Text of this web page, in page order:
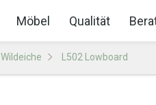
Möbel Qualität
Wildeiche L502 Lowboard